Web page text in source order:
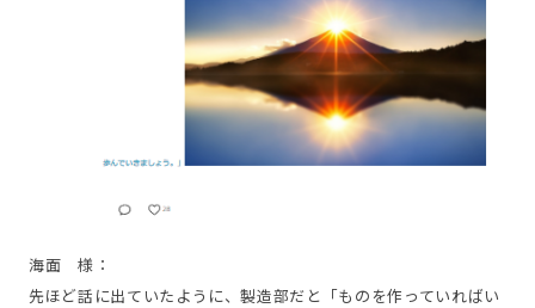
海面 様：
先ほど話に出ていたように、製造部だと「ものを作っていればい